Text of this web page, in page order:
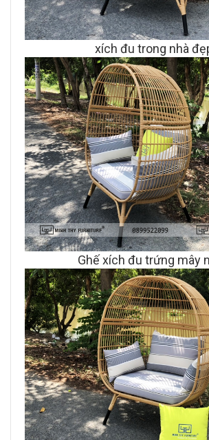
xích đu trong nhà
Ghế xích đu trứng mây